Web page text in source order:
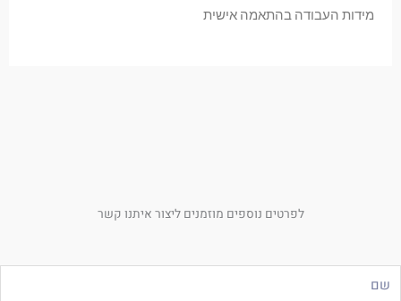
מידות העבודה בהתאמה אישית
לפרטים נוספים מוזמנים ליצור איתנו קשר